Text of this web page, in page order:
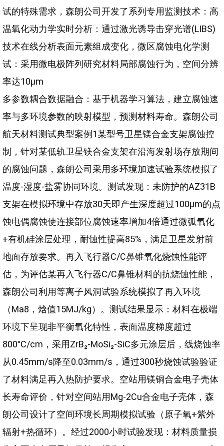
试的特殊需求，森朗公司开发了系列专用监测技术：高
温氧化动力学实时分析：通过激光诱导击穿光谱(LIBS)
技术在线分析表面元素组成变化，微区腐蚀电化学测
试：采用微电极阵列研究材料局部腐蚀行为，空间分辨
率达10μm
多参数耦合数据融合：基于机器学习算法，建立腐蚀速
率与多环境参数的映射模型，预测材料寿命。森朗公司
航天材料测试典型案例1某型号卫星镁合金支架腐蚀控
制，针对某低轨卫星镁合金支架在沿海发射场存放期间
的腐蚀问题，森朗公司采用多环境加速试验系统模拟了
温度-湿度-盐雾协同环境。测试发现：未防护的AZ31B
支架在模拟环境中存放30天即产生深度超过100μm的点
蚀电偶腐蚀使连接部位腐蚀速率增加4倍通过微弧氧化
+有机硅涂层处理，耐蚀性提高85%，满足卫星发射前
地面存放要求。再入飞行器C/C鼻锥氧化烧蚀性能评
估，为评估某再入飞行器C/C鼻锥材料的抗烧蚀性能，
森朗公司利用等离子风洞试验系统模拟了再入环境
（Ma8，焓值15MJ/kg）。测试结果显示：材料在极端
环境下呈现非平衡氧化特性，表面温度梯度超过
800°C/cm，采用ZrB₂-MoSi₂-SiC多元涂层后，线烧蚀率
从0.45mm/s降至0.03mm/s，通过300秒烧蚀试验验证
了材料满足再入热防护要求。空站用镁铜合金电子壳体
长寿命评价，针对空间站用Mg-2Cu合金电子壳体，森
朗公司设计了空间环境长周期模拟试验（原子氧+紫外
辐射+热循环）。经过2000小时试验发现：材料质量损